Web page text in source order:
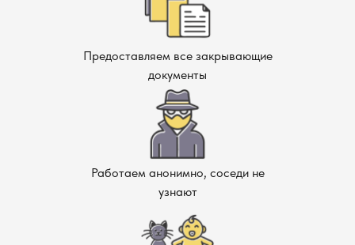
Предоставляем все закрывающие
документы
Работаем анонимно, соседи не
узнают